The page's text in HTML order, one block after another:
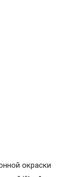
окраски